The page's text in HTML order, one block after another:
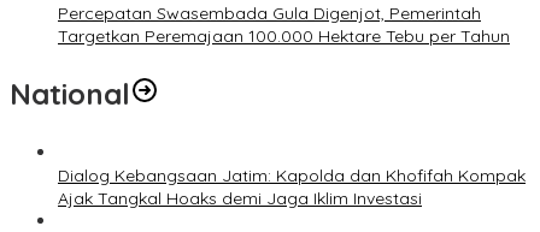
Percepatan Swasembada Gula Digenjot, Pemerintah
Targetkan Peremajaan 100.000 Hektare Tebu per Tahun
National
Dialog Kebangsaan Jatim: Kapolda dan Khofifah Kompak
Ajak Tangkal Hoaks demi Jaga Iklim Investasi